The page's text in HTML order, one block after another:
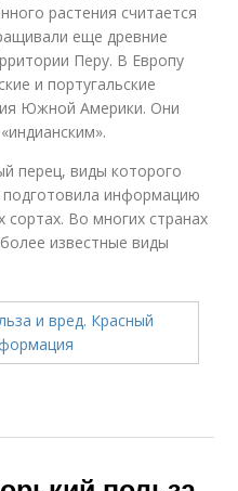
растения считается
еще древние
Перу. В Европу
и португальские
Южной Америки. Они
перец, виды которого
информацию
Во многих странах
известные виды